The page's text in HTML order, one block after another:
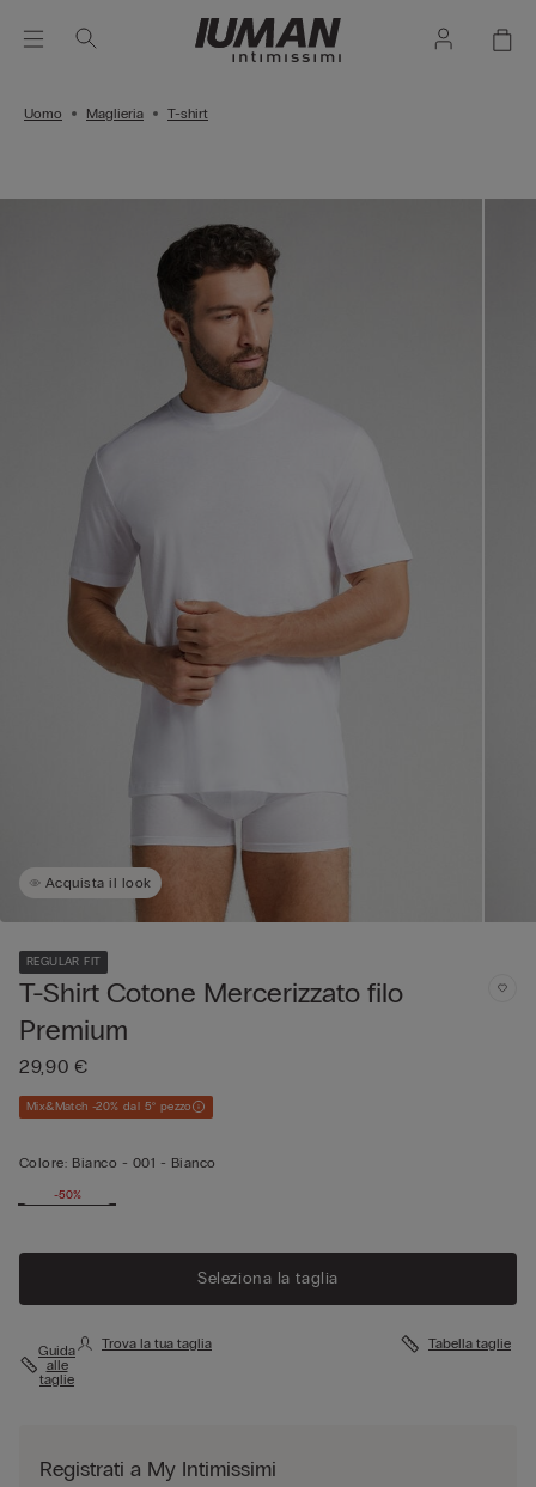
Uomo Maglieria T-shirt
Acquista il look
REGULAR FIT
T-Shirt Cotone Mercerizzato filo
Premium
29,90 €
Mix&Match -20% dal 5° pezzo
Colore: Bianco - 001 - Bianco
-50%
Seleziona la taglia
Guida
alle
taglie
Trova la tua taglia Tabella taglie
Registrati a My Intimissimi